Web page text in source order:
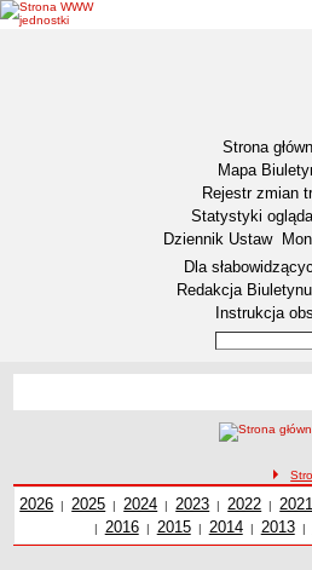
Strona
Mapa
Rejestr zmian
Statystyki
Dziennik Ustaw
Menu dodatkowe
Dla
Redakcja Biuletynu
Instrukcja
Zadania publiczne
Związki i stowarzyszenia
Zarządzenia z roku
2026 | Zarządzenia z roku
2025 | Zarządzenia z roku
2024 | Zarządzenia z roku
2023 | 2022 | 2021
| Zarządzenia z roku
2016| Zarządzenia z roku
2015| Zarządzenia z
2014| 2013|